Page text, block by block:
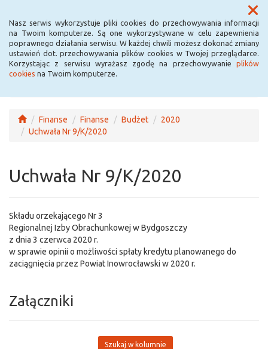
Nasz serwis wykorzystuje pliki cookies do przechowywania informacji
na Twoim komputerze. Są one wykorzystywane w celu zapewnienia
poprawnego działania serwisu. W każdej chwili możesz dokonać zmiany
ustawień dot. przechowywania plików cookies w Twojej przeglądarce.
Korzystając z serwisu wyrażasz zgodę na przechowywanie plików
cookies na Twoim komputerze.
Menu
Finanse Finanse Budżet
2020
Uchwała Nr 9/K/2020
Uchwała Nr 9/K/2020
Składu orzekającego Nr 3
Regionalnej Izby Obrachunkowej w Bydgoszczy
z dnia 3 czerwca 2020 r.
w sprawie opinii o możliwości spłaty kredytu planowanego do
zaciągnięcia przez Powiat Inowrocławski w 2020 r.
Załączniki
Szukaj w kolumnie